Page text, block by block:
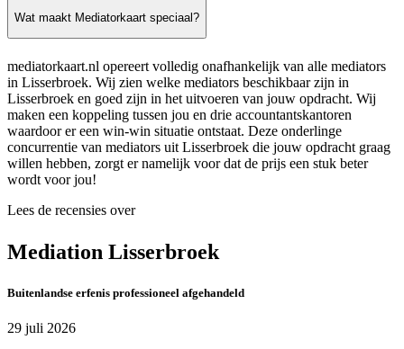
Wat maakt Mediatorkaart speciaal?
mediatorkaart.nl opereert volledig onafhankelijk van alle mediators
in Lisserbroek. Wij zien welke mediators beschikbaar zijn in
Lisserbroek en goed zijn in het uitvoeren van jouw opdracht. Wij
maken een koppeling tussen jou en drie accountantskantoren
waardoor er een win-win situatie ontstaat. Deze onderlinge
concurrentie van mediators uit Lisserbroek die jouw opdracht graag
willen hebben, zorgt er namelijk voor dat de prijs een stuk beter
wordt voor jou!
Lees de recensies over
Mediation Lisserbroek
Buitenlandse erfenis professioneel afgehandeld
29 juli 2026